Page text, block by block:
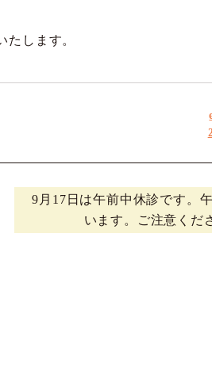
します。
9月17日は午前中休診です。
います。ご注意くだ